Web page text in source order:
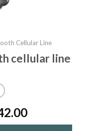
Cellular Line
cellular line